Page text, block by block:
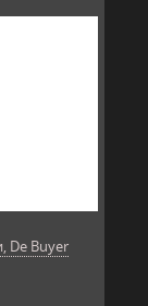
De Buyer